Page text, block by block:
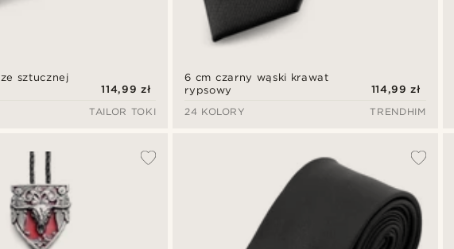
sztucznej
114,99 zł
TAILOR TOKI
6 cm czarny wąski krawat
rypsowy
114,99 zł
24 KOLORY
TRENDHIM